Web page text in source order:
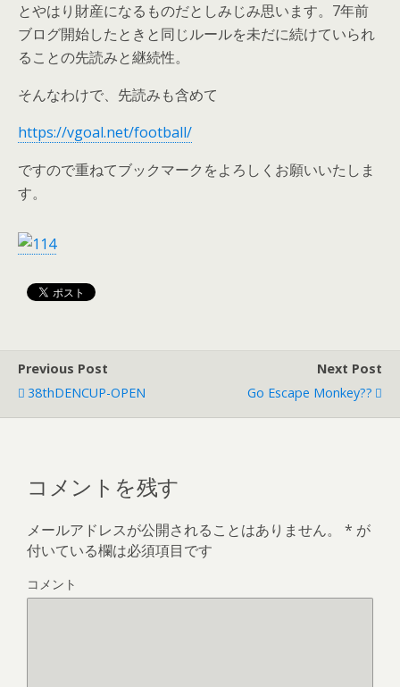
とやはり財産になるものだとしみじみ思います。7年前
ブログ開始したときと同じルールを未だに続けていられ
ることの先読みと継続性。
そんなわけで、先読みも含めて
https://vgoal.net/football/
ですので重ねてブックマークをよろしくお願いいたしま
す。
Previous Post
38thDENCUP-OPEN
Next Post
Go Escape Monkey??
コメントを残す
メールアドレスが公開されることはありません。 * が
付いている欄は必須項目です
コメント